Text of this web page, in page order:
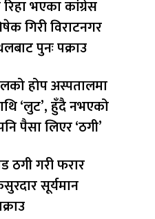
रिहा भएका कांग्रेस
गिरी विराटनगर
पुनः पक्राउ
होप अस्पतालमा
‘लुट’, हुँदै नभएको
पैसा लिएर ‘ठगी’
ठगी गरी फरार
सूर्यमान